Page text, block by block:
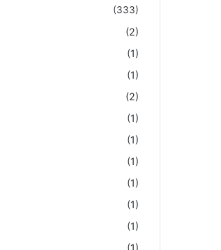
(333)
(2)
(1)
(1)
(2)
(1)
(1)
(1)
(1)
(1)
(1)
(1)